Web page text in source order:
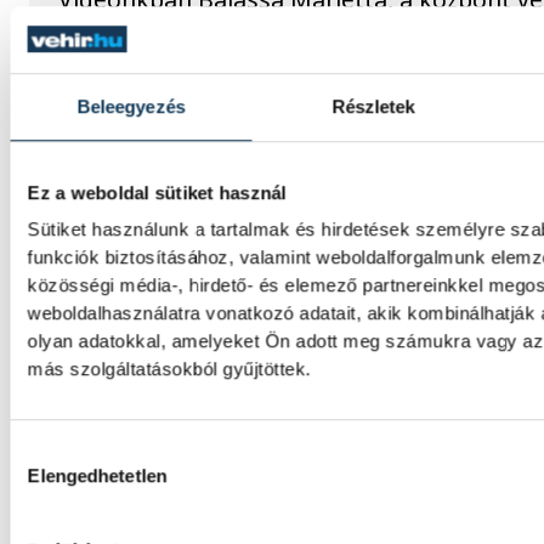
Beleegyezés Részletek
Ez a weboldal sütiket használ
Sütiket használunk a tartalmak és hirdetések személyre
funkciók biztosításához, valamint weboldalforgalmunk
közösségi média-, hirdető- és elemező partnereinkkel
weboldalhasználatra vonatkozó adatait, akik kombinálhatják
olyan adatokkal, amelyeket Ön adott meg számukra vagy
más szolgáltatásokból gyűjtöttek.
Elengedhetetlen
be, hogyan teszik izgalmassá a
megismerését.
Augusztus 12-én
csillaghullás is vár ránk
Az év legsűrűbb csillagászati napján,
tetőzik majd a Perseidák hullócsillagraj, de
napon részleges napfogyatkozást is meg
figyelni.
Lekapcsolják Veszprém
szökőkutakat